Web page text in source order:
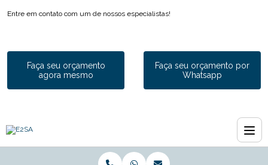
Entre em contato com um de nossos especialistas!
Faça seu orçamento
agora mesmo
Faça seu orçamento por
Whatsapp